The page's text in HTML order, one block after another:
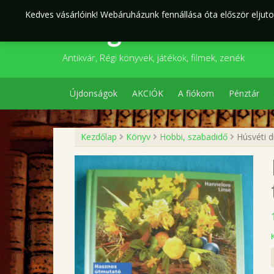
Szegedi
Antikvár, Régi könyvek, játékok, filmek, zenék
Újdonságok AKCIÓK A fiókom Pénztár
Kezdőlap Könyv Hobbi, szabadidő Húsvéti
Kedves vásárlóink! Webáruházunk fennállása óta először